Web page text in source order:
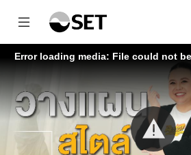
Error loading media: File could not